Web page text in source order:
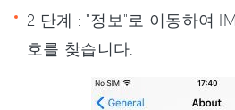
2 단계 : "정보"로 이동하여
호를 찾습니다.